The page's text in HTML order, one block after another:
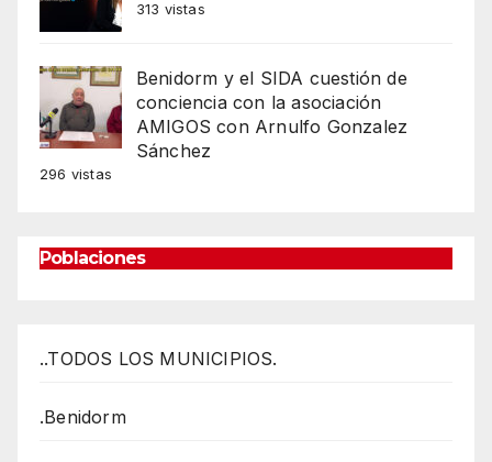
313 vistas
Benidorm y el SIDA cuestión de
conciencia con la asociación
AMIGOS con Arnulfo Gonzalez
Sánchez
296 vistas
Poblaciones
..TODOS LOS MUNICIPIOS.
.Benidorm